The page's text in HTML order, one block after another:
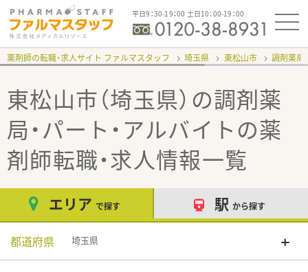
平日9：30-19：00 土日10：00-19：00
薬剤師の転職・求人サイト ファルマスタッフ 埼玉県 東松山市 調剤薬局
東松山市（埼玉県）の調剤薬
局・パート・アルバイトの薬
剤師転職・求人情報一覧
エリア で探す 駅 から探す
都道府県 埼玉県